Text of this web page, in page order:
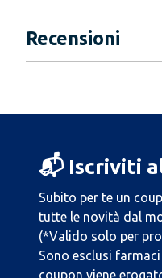
Recensioni
📬 Iscriviti
Subito per te un
tutte le novità dal
(*Valido solo per
Sono esclusi
coupon viene